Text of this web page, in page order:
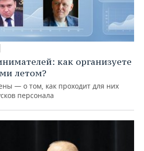
как организуете
летом?
— о том, как проходит для них
персонала